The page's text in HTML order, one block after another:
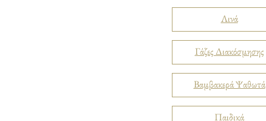
Λινά
Γάζες Διακόσμησης
Βαμβακερά Ψαθωτά
Παιδικά